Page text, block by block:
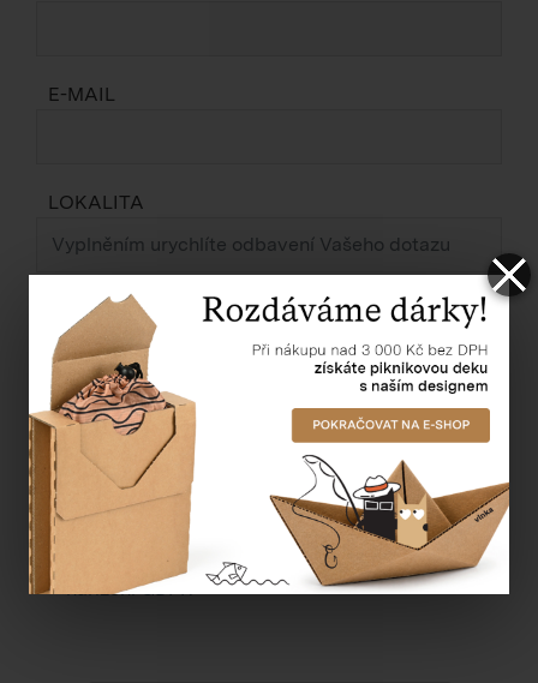
E-MAIL
LOKALITA
ZPRÁVA *
Souhlasím se zpracováním osobních údajů dle
nařízení GDPR